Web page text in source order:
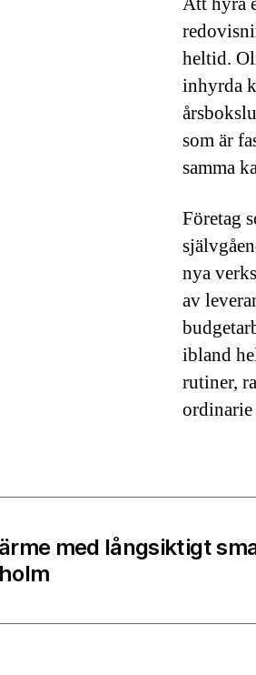
heltid.
inhyrda
som är
samma
Företag
nya
av
ibland
rutiner,
med långsiktigt